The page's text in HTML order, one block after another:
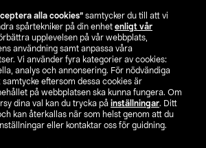
alla cookies” samtycker du till att vi
spårtekniker på din enhet enligt vår
upplevelsen på vår webbplats,
användning samt anpassa våra
Vi använder fyra kategorier av cookies:
analys och annonsering. För nödvändiga
eftersom dessa cookies är
på webbplatsen ska kunna fungera. Om
dina val kan du trycka på inställningar. Ditt
kan återkallas när som helst genom att du
eller kontaktar oss för guidning.
Hitta butik
SE NO FI